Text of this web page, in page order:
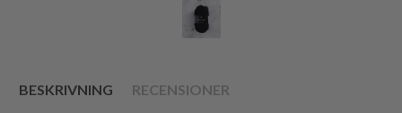
BESKRIVNING RECENSIONER